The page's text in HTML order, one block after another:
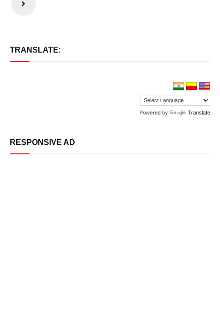
TRANSLATE:
Powered by Translate
RESPONSIVE AD